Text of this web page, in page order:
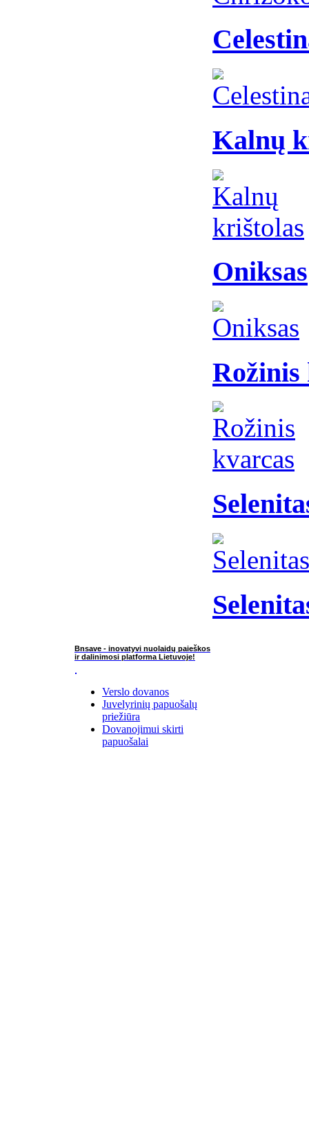
Kalnų
Oniksas
Rožinis
Bnsave - inovatyvi nuolaidų paieškos
ir dalinimosi platforma Lietuvoje!
Verslo dovanos
Juvelyrinių papuošalų
priežiūra
Dovanojimui skirti
papuošalai